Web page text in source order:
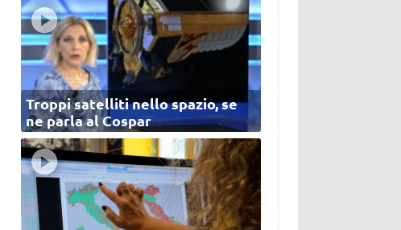
Troppi satelliti nello spazio, se
ne parla al Cospar